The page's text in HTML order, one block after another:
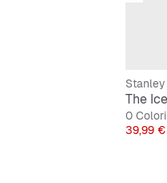
Stanley
0 Colori
Prezzo
39,99 €